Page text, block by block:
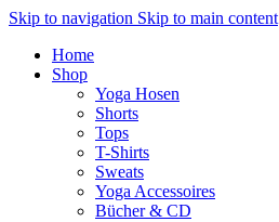
Skip to navigation Skip to main content
Home
Shop
Yoga Hosen
Shorts
Tops
T-Shirts
Sweats
Yoga Accessoires
Bücher & CD